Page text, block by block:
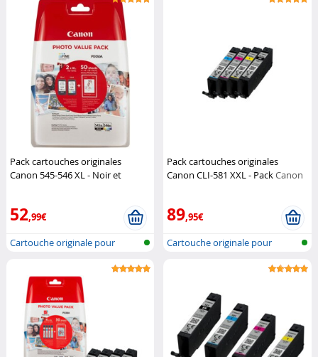
Pack cartouches originales
Canon 545-546 XL - Noir et
52,99€
Cartouche originale pour
Pack cartouches originales
Canon CLI-581 XXL - PackCanon
89,95€
Cartouche originale pour